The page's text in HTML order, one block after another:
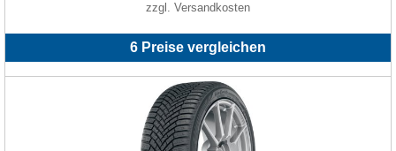
zzgl. Versandkosten
6 Preise vergleichen